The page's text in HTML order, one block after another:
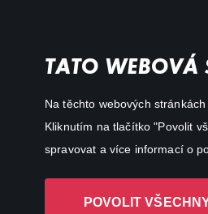
TATO
Na těchto webových
Kliknutím na tlačítko "Povolit
spravovat a více informací o
POVOLIT
Akční